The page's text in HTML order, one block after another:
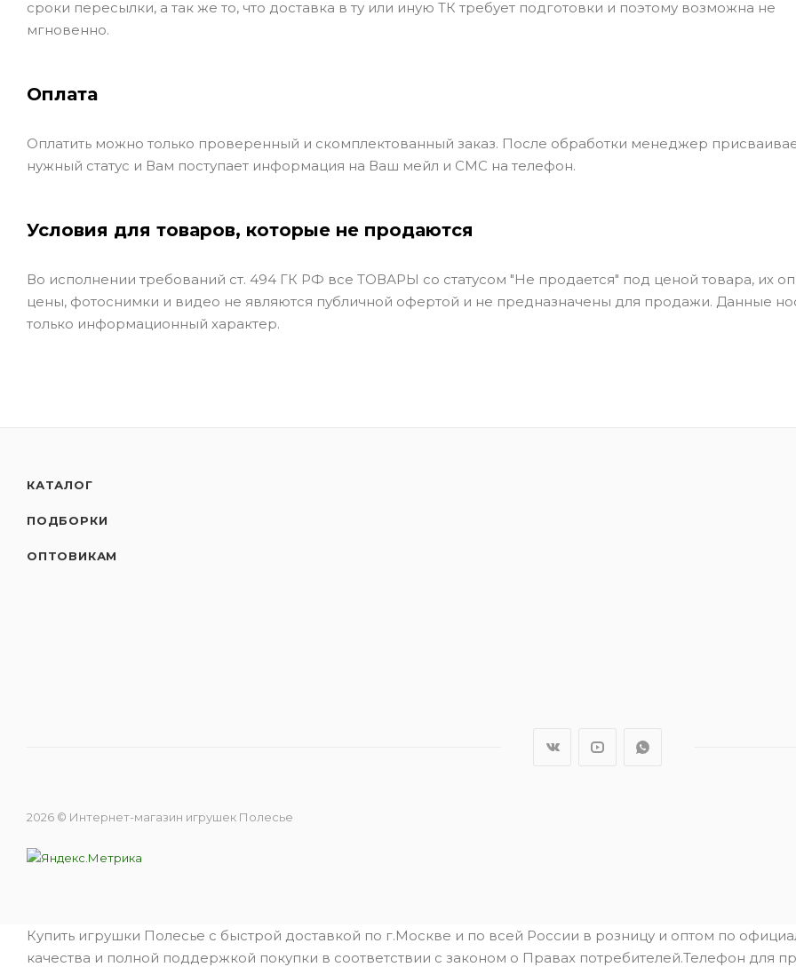
сроки пересылки, а так же то, что доставка в ту или иную ТК требует подготовки и поэтому возможна не
мгновенно.
Оплата
Оплатить можно только проверенный и скомплектованный заказ. После обработки менеджер
нужный статус и Вам поступает информация на Ваш мейл и СМС на телефон.
Условия для товаров, которые не продаются
Во исполнении требований ст. 494 ГК РФ все ТОВАРЫ со статусом "Не продается" под ценой товара, их
цены, фотоснимки и видео не являются публичной офертой и не предназначены для продажи. Данные
только информационный характер.
КАТАЛОГ
ПОДБОРКИ
ОПТОВИКАМ
2026 © Интернет-магазин игрушек Полесье
Купить игрушки Полесье с быстрой доставкой по г.Москве и по всей России в розницу и оптом по
качества и полной поддержкой покупки в соответствии с законом о Правах потребителей.Телефон для